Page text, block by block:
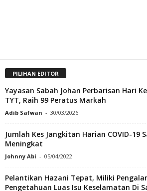
PILIHAN EDITOR
Yayasan Sabah Johan Perbarisan Hari
TYT, Raih 99 Peratus Markah
Adib Safwan - 30/03/2026
Jumlah Kes Jangkitan Harian COVID-19
Meningkat
Johnny Abi - 05/04/2022
Pelantikan Hazani Tepat, Miliki
Pengetahuan Luas Isu Keselamatan Di